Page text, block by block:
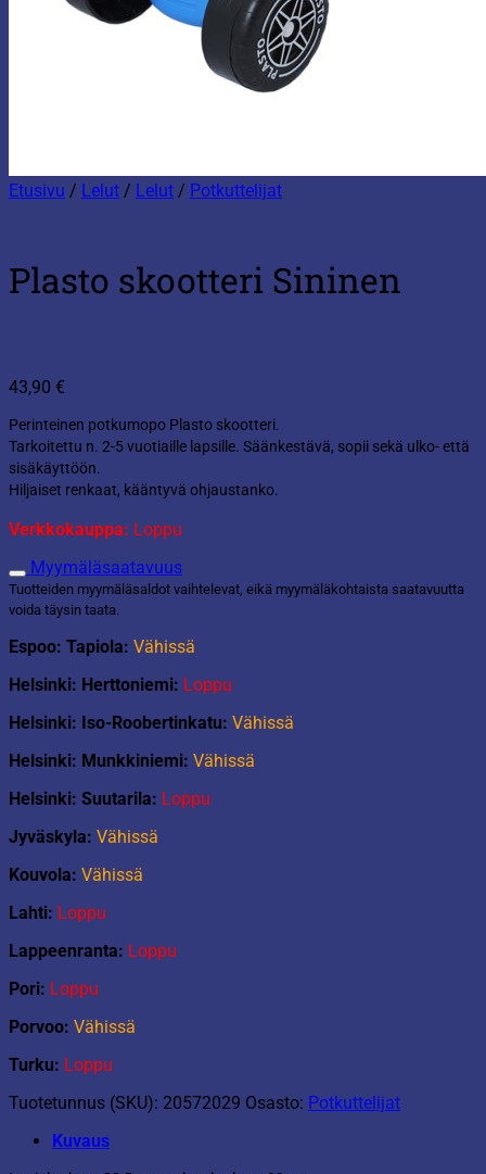
Etusivu / Lelut / Lelut / Potkuttelijat
Plasto skootteri Sininen
43,90 €
Perinteinen potkumopo Plasto skootteri.
Tarkoitettu n. 2-5 vuotiaille lapsille. Säänkestävä, sopii sekä ulko- että
sisäkäyttöön.
Hiljaiset renkaat, kääntyvä ohjaustanko.
Verkkokauppa: Loppu
Myymäläsaatavuus
Tuotteiden myymäläsaldot vaihtelevat, eikä myymäläkohtaista saatavuutta
voida täysin taata.
Espoo: Tapiola: Vähissä
Helsinki: Herttoniemi: Loppu
Helsinki: Iso-Roobertinkatu: Vähissä
Helsinki: Munkkiniemi: Vähissä
Helsinki: Suutarila: Loppu
Jyväskyla: Vähissä
Kouvola: Vähissä
Lahti: Loppu
Lappeenranta: Loppu
Pori: Loppu
Porvoo: Vähissä
Turku: Loppu
Tuotetunnus (SKU): 20572029 Osasto: Potkuttelijat
Kuvaus